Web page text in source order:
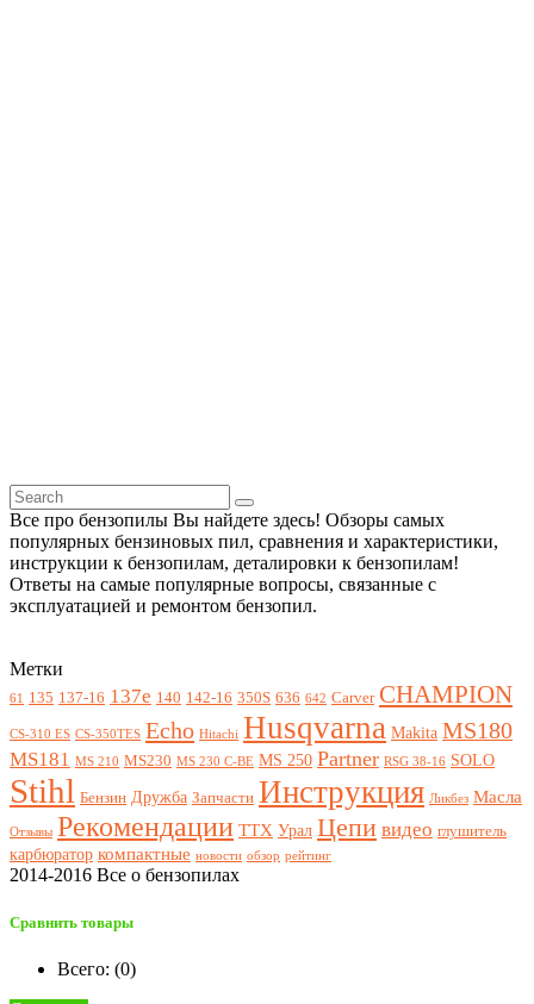
Все про бензопилы Вы найдете здесь! Обзоры самых
популярных бензиновых пил, сравнения и характеристики,
инструкции к бензопилам, деталировки к бензопилам!
Ответы на самые популярные вопросы, связанные с
эксплуатацией и ремонтом бензопил.
Метки
61 135 137-16 137e 140 142-16 350S 636 642 Carver CHAMPION
CS-310 ES CS-350TES Echo Hitachi Husqvarna Makita MS180
MS181 MS 210 MS230 MS 230 C-BE MS 250 Partner RSG 38-16 SOLO
Stihl Бензин Дружба Запчасти Инструкция Ликбез Масла
Отзывы Рекомендации ТТХ Урал Цепи видео глушитель
карбюратор компактные новости обзор рейтинг
2014-2016 Все о бензопилах
Сравнить товары
Всего: (0)